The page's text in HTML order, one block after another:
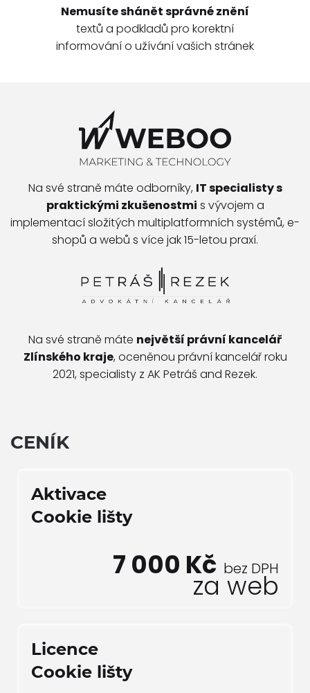
Nemusíte shánět správné znění
textů a podkladů pro korektní
informování o užívání vašich stránek
Na své straně máte odborníky, IT specialisty s
praktickými zkušenostmi s vývojem a
implementací složitých multiplatformních systémů, e-
shopů a webů s více jak 15-letou praxí.
Na své straně máte největší právní kancelář
Zlínského kraje, oceněnou právní kancelář roku
2021, specialisty z AK Petráš and Rezek.
CENÍK
Aktivace
Cookie lišty
7 000 Kč bez DPH
za web
Licence
Cookie lišty